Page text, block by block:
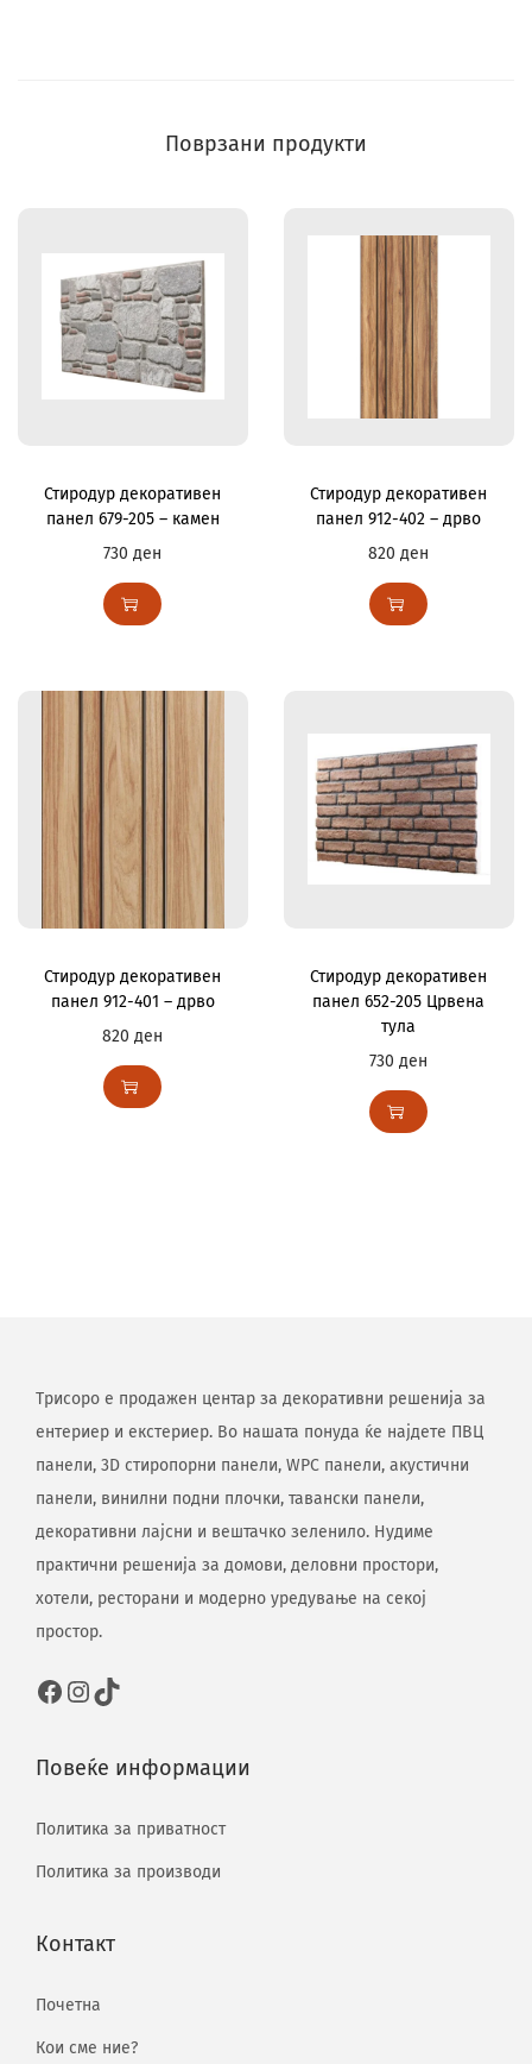
Поврзани продукти
Стиродур декоративен
панел 679-205 – камен
730ден
Стиродур декоративен
панел 912-402 – дрво
820ден
Стиродур декоративен
панел 912-401 – дрво
820ден
Стиродур декоративен
панел 652-205 Црвена
тула
730ден
Трисоро е продажен центар за декоративни решенија за
ентериер и екстериер. Во нашата понуда ќе најдете ПВЦ
панели, 3D стиропорни панели, WPC панели, акустични
панели, винилни подни плочки, тавански панели,
декоративни лајсни и вештачко зеленило. Нудиме
практични решенија за домови, деловни простори,
хотели, ресторани и модерно уредување на секој
простор.
Повеќе информации
Политика за приватност
Политика за производи
Контакт
Почетна
Кои сме ние?